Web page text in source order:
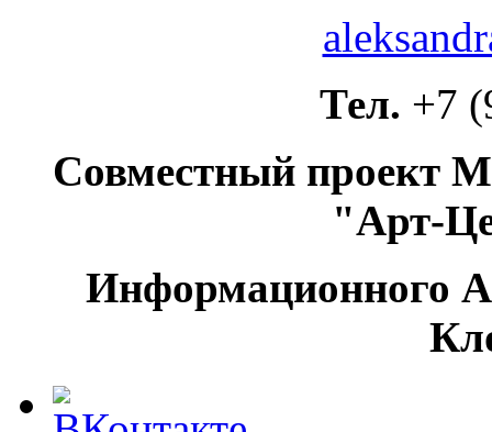
Тел. +7
Совместный проект
"Арт-
Информационного